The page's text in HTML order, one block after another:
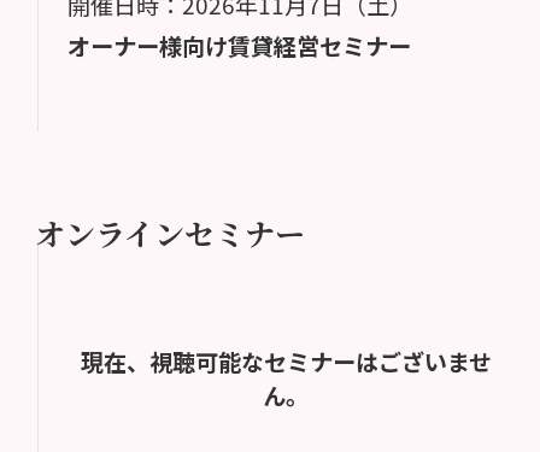
オーナー様向け賃貸経営セミナー
オンラインセミナー
現在、視聴可能なセミナーはございませ
ん。